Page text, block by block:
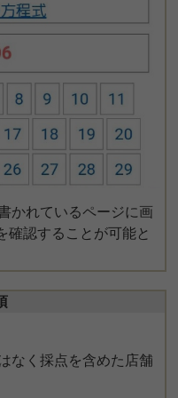
かれているページに画
確認することが可能と
なく採点を含めた店舗